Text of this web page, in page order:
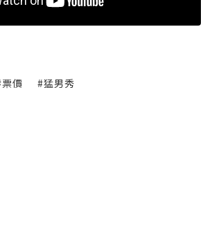
價 #猛男秀